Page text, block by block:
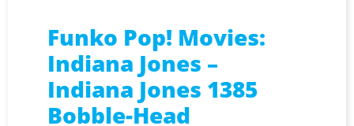
Funko Pop! Movies:
Indiana Jones –
Indiana Jones 1385
Bobble-Head